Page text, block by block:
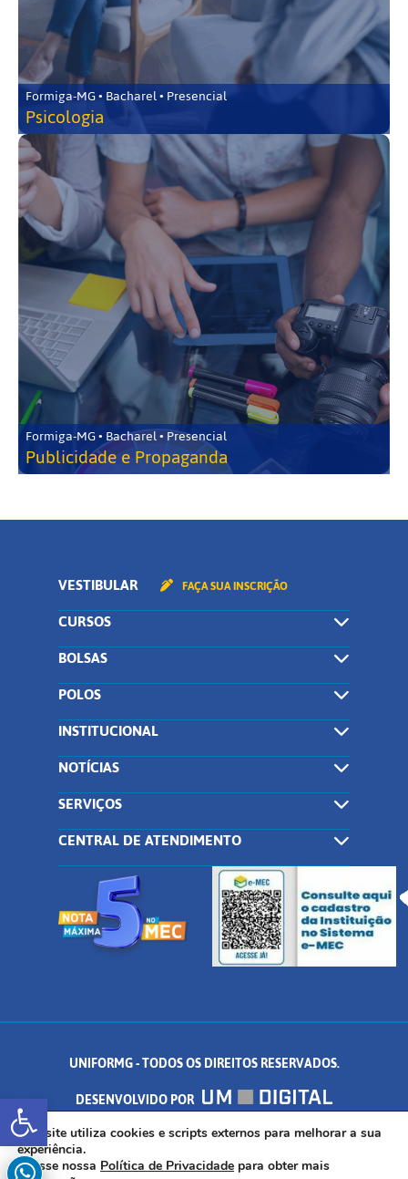
Abrir a barra de ferramentas
Formiga-MG • Bacharel • Presencial
Psicologia
Formiga-MG • Bacharel • Presencial
Publicidade e Propaganda
VESTIBULAR FAÇA SUA INSCRIÇÃO
CURSOS
BOLSAS
POLOS
INSTITUCIONAL
NOTÍCIAS
SERVIÇOS
CENTRAL DE ATENDIMENTO
UNIFORMG - TODOS OS DIREITOS RESERVADOS.
DESENVOLVIDO POR
AV. DR. ARNALDO DE SENNA, 328 - PALMEIRAS, FORMIGA/MG - CEP:
35.574.530
Este site utiliza cookies e scripts externos para melhorar a sua
experiência.
Acesse nossa Política de Privacidade para obter mais